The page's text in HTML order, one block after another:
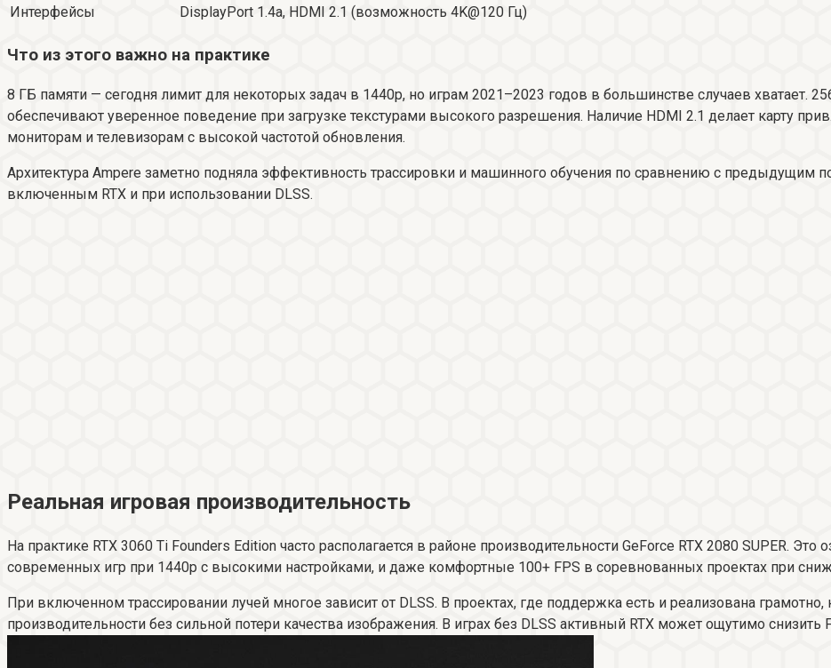
Интерфейсы
DisplayPort 1.4a, HDMI 2.1 (возможность 4K@120 Гц)
Что из этого важно на практике
8 ГБ памяти — сегодня лимит для некоторых задач в 1440p, но играм 2021–2023 годов в большинстве случаев хватает.
обеспечивают уверенное поведение при загрузке текстурами высокого разрешения. Наличие HDMI 2.1 делает карту
мониторам и телевизорам с высокой частотой обновления.
Архитектура Ampere заметно подняла эффективность трассировки и машинного обучения по сравнению с предыдущим
включенным RTX и при использовании DLSS.
Реальная игровая производительность
На практике RTX 3060 Ti Founders Edition часто располагается в районе производительности GeForce RTX 2080 SUPER.
современных игр при 1440p с высокими настройками, и даже комфортные 100+ FPS в соревнованных проектах при
При включенном трассировании лучей многое зависит от DLSS. В проектах, где поддержка есть и реализована
производительности без сильной потери качества изображения. В играх без DLSS активный RTX может ощутимо